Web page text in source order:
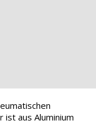
ist aus Aluminium